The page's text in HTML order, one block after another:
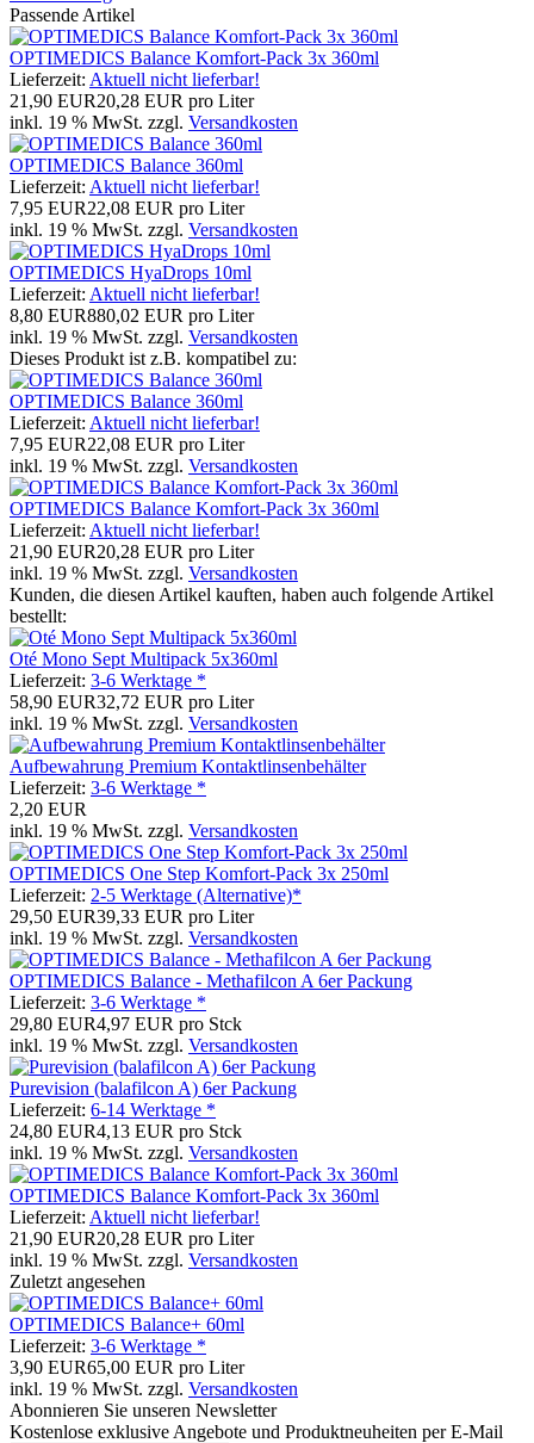
Passende Artikel
OPTIMEDICS Balance Komfort-Pack 3x 360ml
Lieferzeit: Aktuell nicht lieferbar!
21,90 EUR20,28 EUR pro Liter
inkl. 19 % MwSt. zzgl. Versandkosten
OPTIMEDICS Balance 360ml
Lieferzeit: Aktuell nicht lieferbar!
7,95 EUR22,08 EUR pro Liter
inkl. 19 % MwSt. zzgl. Versandkosten
OPTIMEDICS HyaDrops 10ml
Lieferzeit: Aktuell nicht lieferbar!
8,80 EUR880,02 EUR pro Liter
inkl. 19 % MwSt. zzgl. Versandkosten
Dieses Produkt ist z.B. kompatibel zu:
OPTIMEDICS Balance 360ml
Lieferzeit: Aktuell nicht lieferbar!
7,95 EUR22,08 EUR pro Liter
inkl. 19 % MwSt. zzgl. Versandkosten
OPTIMEDICS Balance Komfort-Pack 3x 360ml
Lieferzeit: Aktuell nicht lieferbar!
21,90 EUR20,28 EUR pro Liter
inkl. 19 % MwSt. zzgl. Versandkosten
Kunden, die diesen Artikel kauften, haben auch folgende Artikel
bestellt:
Oté Mono Sept Multipack 5x360ml
Lieferzeit: 3-6 Werktage *
58,90 EUR32,72 EUR pro Liter
inkl. 19 % MwSt. zzgl. Versandkosten
Aufbewahrung Premium Kontaktlinsenbehälter
Lieferzeit: 3-6 Werktage *
2,20 EUR
inkl. 19 % MwSt. zzgl. Versandkosten
OPTIMEDICS One Step Komfort-Pack 3x 250ml
Lieferzeit: 2-5 Werktage (Alternative)*
29,50 EUR39,33 EUR pro Liter
inkl. 19 % MwSt. zzgl. Versandkosten
OPTIMEDICS Balance - Methafilcon A 6er Packung
Lieferzeit: 3-6 Werktage *
29,80 EUR4,97 EUR pro Stck
inkl. 19 % MwSt. zzgl. Versandkosten
Purevision (balafilcon A) 6er Packung
Lieferzeit: 6-14 Werktage *
24,80 EUR4,13 EUR pro Stck
inkl. 19 % MwSt. zzgl. Versandkosten
OPTIMEDICS Balance Komfort-Pack 3x 360ml
Lieferzeit: Aktuell nicht lieferbar!
21,90 EUR20,28 EUR pro Liter
inkl. 19 % MwSt. zzgl. Versandkosten
Zuletzt angesehen
OPTIMEDICS Balance+ 60ml
Lieferzeit: 3-6 Werktage *
3,90 EUR65,00 EUR pro Liter
inkl. 19 % MwSt. zzgl. Versandkosten
Abonnieren Sie unseren Newsletter
Kostenlose exklusive Angebote und Produktneuheiten per E-Mail